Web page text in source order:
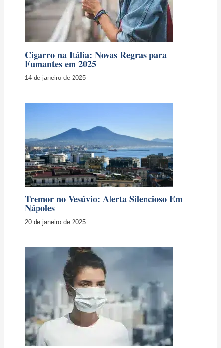
Cigarro na Itália: Novas Regras para
Fumantes em 2025
14 de janeiro de 2025
Tremor no Vesúvio: Alerta Silencioso Em
Nápoles
20 de janeiro de 2025